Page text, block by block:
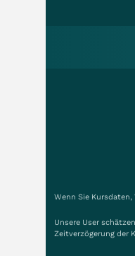
Wenn Sie
Unsere User
Zeitverzögerung der